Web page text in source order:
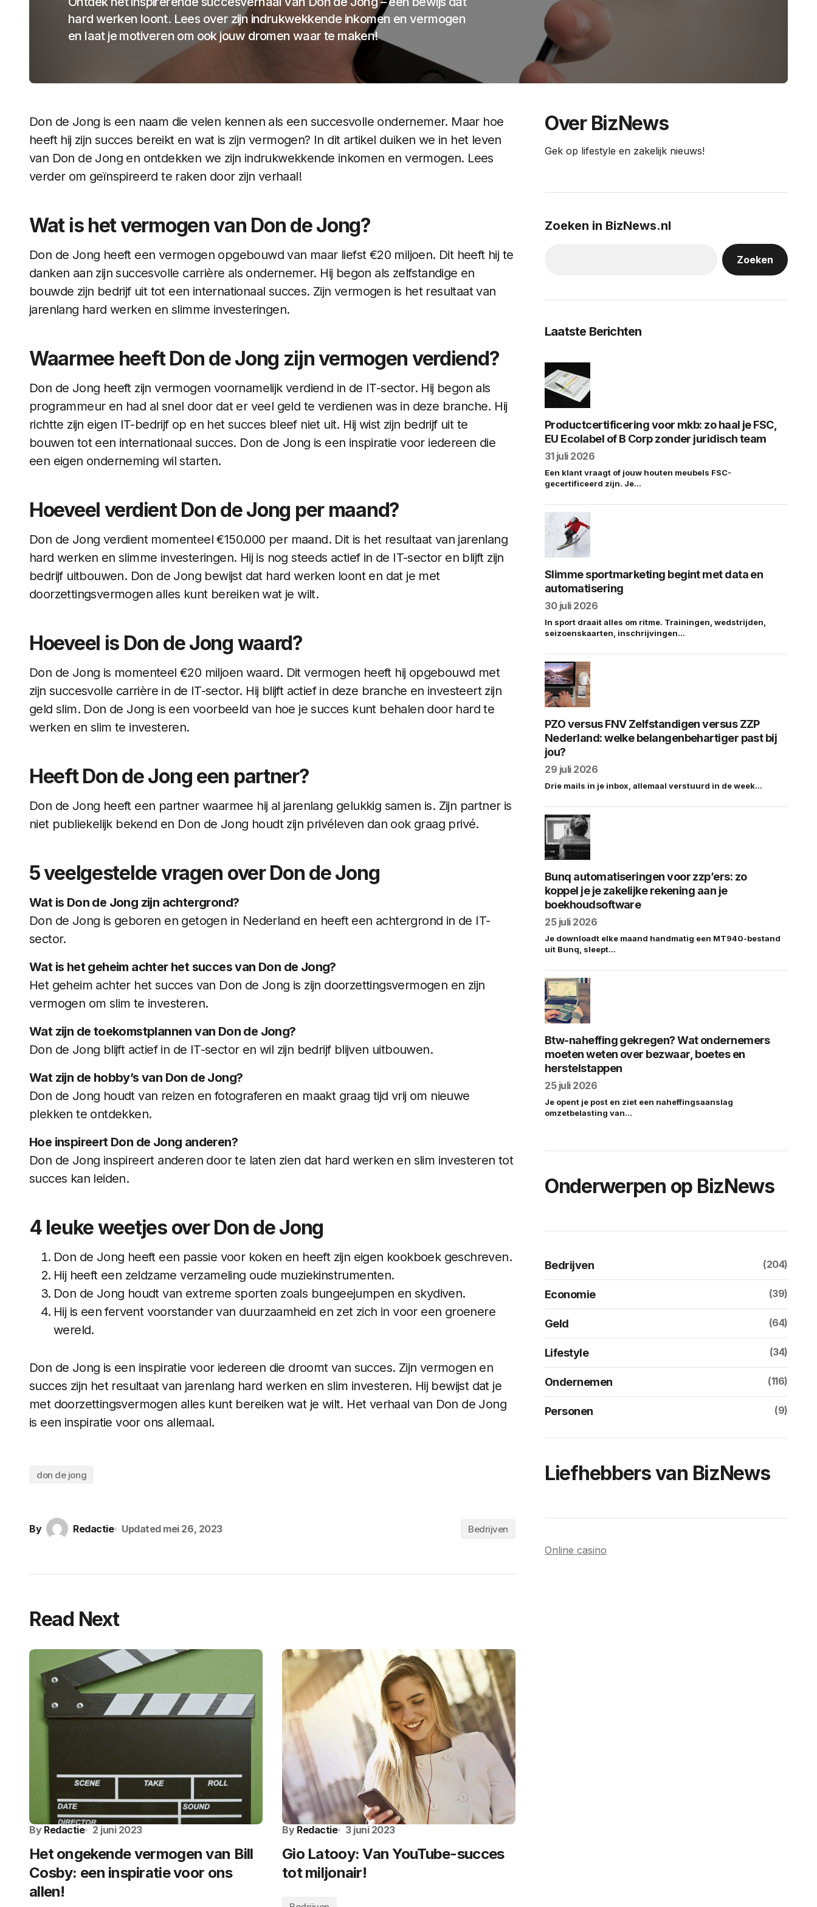
hard werken loont. Lees over zijn indrukwekkende inkomen en vermogen
en laat je motiveren om ook jouw dromen waar te maken!
Don de Jong is een naam die velen kennen als een succesvolle ondernemer. Maar hoe
heeft hij zijn succes bereikt en wat is zijn vermogen? In dit artikel duiken we in het leven
van Don de Jong en ontdekken we zijn indrukwekkende inkomen en vermogen. Lees
verder om geïnspireerd te raken door zijn verhaal!
Wat is het vermogen van Don de Jong?
Don de Jong heeft een vermogen opgebouwd van maar liefst €20 miljoen. Dit heeft hij te
danken aan zijn succesvolle carrière als ondernemer. Hij begon als zelfstandige en
bouwde zijn bedrijf uit tot een internationaal succes. Zijn vermogen is het resultaat van
jarenlang hard werken en slimme investeringen.
Waarmee heeft Don de Jong zijn vermogen verdiend?
Don de Jong heeft zijn vermogen voornamelijk verdiend in de IT-sector. Hij begon als
programmeur en had al snel door dat er veel geld te verdienen was in deze branche. Hij
richtte zijn eigen IT-bedrijf op en het succes bleef niet uit. Hij wist zijn bedrijf uit te
bouwen tot een internationaal succes. Don de Jong is een inspiratie voor iedereen die
een eigen onderneming wil starten.
Hoeveel verdient Don de Jong per maand?
Don de Jong verdient momenteel €150.000 per maand. Dit is het resultaat van jarenlang
hard werken en slimme investeringen. Hij is nog steeds actief in de IT-sector en blijft zijn
bedrijf uitbouwen. Don de Jong bewijst dat hard werken loont en dat je met
doorzettingsvermogen alles kunt bereiken wat je wilt.
Hoeveel is Don de Jong waard?
Don de Jong is momenteel €20 miljoen waard. Dit vermogen heeft hij opgebouwd met
zijn succesvolle carrière in de IT-sector. Hij blijft actief in deze branche en investeert zijn
geld slim. Don de Jong is een voorbeeld van hoe je succes kunt behalen door hard te
werken en slim te investeren.
Heeft Don de Jong een partner?
Don de Jong heeft een partner waarmee hij al jarenlang gelukkig samen is. Zijn partner is
niet publiekelijk bekend en Don de Jong houdt zijn privéleven dan ook graag privé.
5 veelgestelde vragen over Don de Jong
Wat is Don de Jong zijn achtergrond?
Don de Jong is geboren en getogen in Nederland en heeft een achtergrond in de IT-
sector.
Wat is het geheim achter het succes van Don de Jong?
Het geheim achter het succes van Don de Jong is zijn doorzettingsvermogen en zijn
vermogen om slim te investeren.
Wat zijn de toekomstplannen van Don de Jong?
Don de Jong blijft actief in de IT-sector en wil zijn bedrijf blijven uitbouwen.
Wat zijn de hobby’s van Don de Jong?
Don de Jong houdt van reizen en fotograferen en maakt graag tijd vrij om nieuwe
plekken te ontdekken.
Hoe inspireert Don de Jong anderen?
Don de Jong inspireert anderen door te laten zien dat hard werken en slim investeren tot
succes kan leiden.
4 leuke weetjes over Don de Jong
Don de Jong heeft een passie voor koken en heeft zijn eigen kookboek geschreven.
Hij heeft een zeldzame verzameling oude muziekinstrumenten.
Don de Jong houdt van extreme sporten zoals bungeejumpen en skydiven.
Hij is een fervent voorstander van duurzaamheid en zet zich in voor een groenere
wereld.
Don de Jong is een inspiratie voor iedereen die droomt van succes. Zijn vermogen en
succes zijn het resultaat van jarenlang hard werken en slim investeren. Hij bewijst dat je
met doorzettingsvermogen alles kunt bereiken wat je wilt. Het verhaal van Don de Jong
is een inspiratie voor ons allemaal.
don de jong
By Redactie Updated mei 26, 2023 Bedrijven
Read Next
By Redactie 2 juni 2023
Het ongekende vermogen van Bill
Cosby: een inspiratie voor ons
allen!
By Redactie 3 juni 2023
Gio Latooy: Van YouTube-succes
tot miljonair!
Over BizNews
Gek op lifestyle en zakelijk nieuws!
Zoeken in BizNews.nl
Zoeken
Laatste Berichten
Productcertificering voor mkb: zo haal je FSC,
EU Ecolabel of B Corp zonder juridisch team
31 juli 2026
Een klant vraagt of jouw houten meubels FSC-
gecertificeerd zijn. Je…
Slimme sportmarketing begint met data en
automatisering
30 juli 2026
In sport draait alles om ritme. Trainingen, wedstrijden,
seizoenskaarten, inschrijvingen…
PZO versus FNV Zelfstandigen versus ZZP
Nederland: welke belangenbehartiger past bij
jou?
29 juli 2026
Drie mails in je inbox, allemaal verstuurd in de week…
Bunq automatiseringen voor zzp’ers: zo
koppel je je zakelijke rekening aan je
boekhoudsoftware
25 juli 2026
Je downloadt elke maand handmatig een MT940-bestand
uit Bunq, sleept…
Btw-naheffing gekregen? Wat ondernemers
moeten weten over bezwaar, boetes en
herstelstappen
25 juli 2026
Je opent je post en ziet een naheffingsaanslag
omzetbelasting van…
Onderwerpen op BizNews
Bedrijven (204)
Economie (39)
Geld (64)
Lifestyle (34)
Ondernemen (116)
Personen (9)
Liefhebbers van BizNews
Online casino